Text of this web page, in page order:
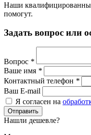
Наши
помогут.
Задать вопрос или
Вопрос *
Ваше имя *
Контактный телефон *
Ваш E-mail
Я согласен на
Нашли дешевле?